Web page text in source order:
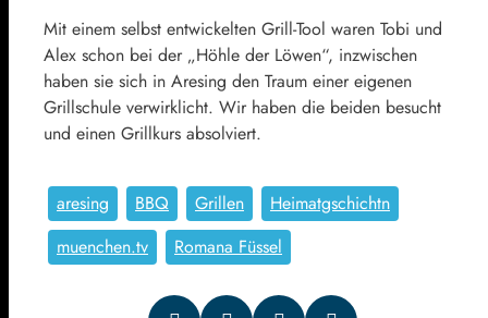
Mit einem selbst entwickelten Grill-Tool waren Tobi und
Alex schon bei der „Höhle der Löwen“, inzwischen
haben sie sich in Aresing den Traum einer eigenen
Grillschule verwirklicht. Wir haben die beiden besucht
und einen Grillkurs absolviert.
aresing BBQ Grillen
Heimatgschichtn
muenchen.tv
Romana Füssel